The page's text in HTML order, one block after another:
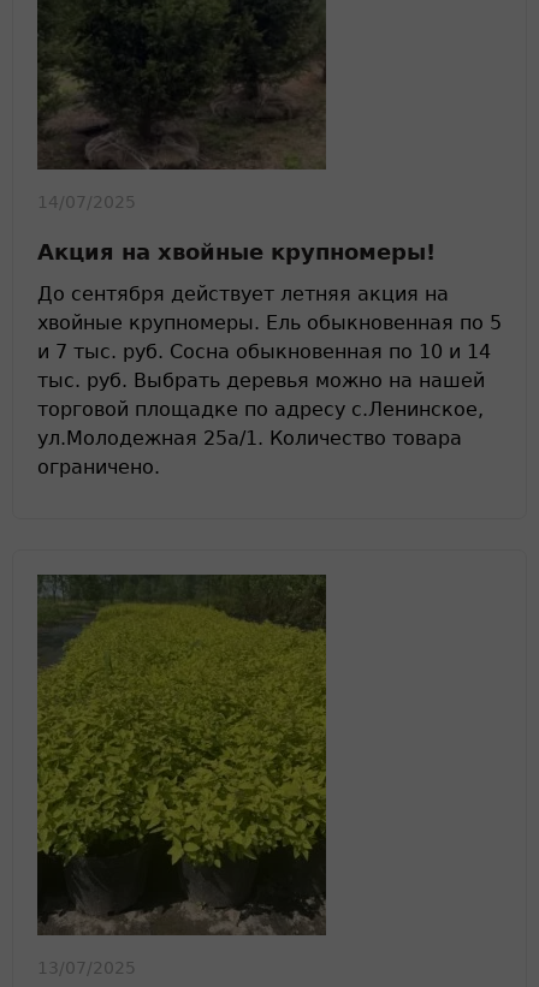
14/07/2025
Акция на хвойные крупномеры!
До сентября действует летняя акция на
хвойные крупномеры. Ель обыкновенная по 5
и 7 тыс. руб. Сосна обыкновенная по 10 и 14
тыс. руб. Выбрать деревья можно на нашей
торговой площадке по адресу с.Ленинское,
ул.Молодежная 25а/1. Количество товара
ограничено.
13/07/2025